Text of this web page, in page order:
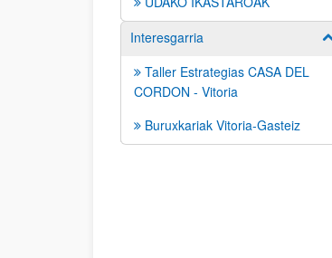
Interesgarria
Taller Estrategias CASA DEL
CORDON - Vitoria
Buruxkariak Vitoria-Gasteiz